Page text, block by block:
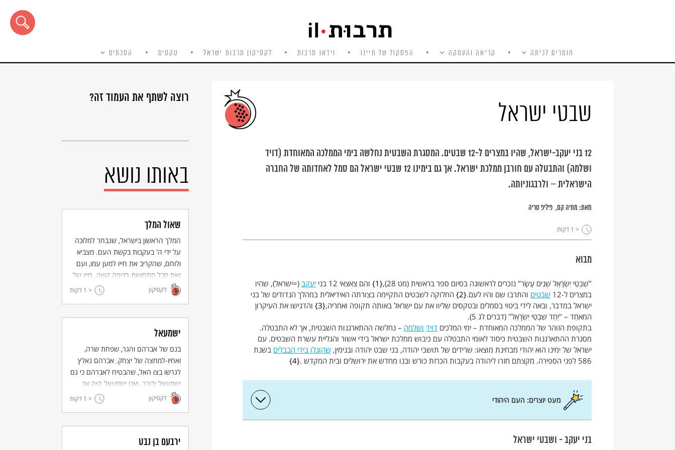
חומרים לכיתה קריאה והעמקה הפסקול של חיינו וידאו תרבות לקסיקון תרבות ישראל טקסים הסכתים
שבטי ישראל
12 בני יעקב-ישראל, שהיו במצרים ל-12 שבטים. המסגרת השבטית נחלשה בימי הממלכה המאוחדת (דויד
ושלמה) והתבטלה עם חורבן ממלכת ישראל. אך גם בימינו 12 שבטי ישראל הם סמל לאחדותה של החברה
הישראלית – ולרבגוניותה.
מאת: מתיה קם פיליפ טריה
< 1 דקות
מבוא
"שִׁבְטֵי יִשְׂרָאֵל שְׁנֵים עָשָׂר" נזכרים לראשונה בסיום ספר בראשית (מט 28), 1 והם צאצאי 12 בני יעקב (=ישראל), שהיו
במצרים ל-12
שבטים והתרבו שם והיו לעם. 2 החלוקה לשבטים התקיימה בצורתה האידיאלית במהלך הנדודים של בני
ישראל במדבר, ובאה לידי ביטוי בסמלים ובטקסים שליוו את עם ישראל באותה תקופה ואחריה, 3 והדגישו את העיקרון
המאחֵד – "יַחַד שִׁבְטֵי יִשְׂרָאֵל" (דברים לג 5).
בתקופת הזוהר של הממלכה המאוחדת – ימי המלכים דויד ושלמה – נחלשה ההתארגנות השבטית, אך לא התבטלה.
מסגרת ההתארגנות השבטית כיסוד לאומי התבטלה עם כיבוש ממלכת ישראל בידי אשור והגליית עשרת השבטים. עם
ישראל של ימינו הוא יהודי מבחינת מוצאו: שרידים של תושבי יהודה, בני שבט יהודה ובנימין, שהוגלו בידי הבבלים בשנת
586 לפני הספירה. מקצתם חזרו ליהודה בעקבות הכרזת כורש ובנו מחדש את ירושלים ובית המקדש .
4
מעט יוצרים: העם היהודי
מאת: אליעזר שביד
בני יעקב - ושבטי ישראל
רוצה לשתף את העמוד זה?
באותו נושא
שאול המלך
המלך הראשון בישראל, שנבחר למלוכה
על ידי ה' בעקבות בקשת העם. מצביא
ולוחם, שהקריב את חייו למען עמו, ועם
זאת סבל מתחושת רדיפה קשה. חייו של
שאול ומותו בשדה הקרב מציגים דמות
טרגית של מנהיג.
לקסיקון < 1 דקות
ישמעאל
בנם של אברהם והגר, שפחת שרה,
ואחיו-למחצה של יצחק. אברהם נאלץ
לגרשו בצו האל, שהבטיח לאברהם כי גם
ישמעאל יבורך. ואכן ישמעאל היה אב
ל-12 נשיאים ונחשב לאבי האומה
הערבית.
לקסיקון < 1 דקות
ירבעם בן נבט